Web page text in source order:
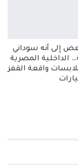
إلى أنه سوداني
الداخلية المصرية
واقعة القفز